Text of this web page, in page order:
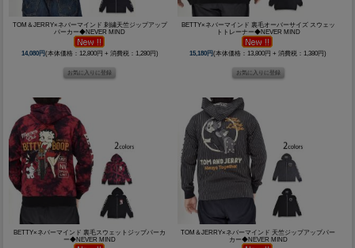
TOM＆JERRY×ネバーマインド 刺繍天竺ジップアップ
パーカー◆NEVER MIND
14,080円(本体価格：12,800円 + 消費税：1,280円)
BETTY×ネバーマインド 裏毛オーバーサイズ スウェッ
トトレーナー◆NEVER MIND
15,180円(本体価格：13,800円 + 消費税：1,380円)
BETTY×ネバーマインド 裏毛スウェットジップパーカ
ー◆NEVER MIND
TOM＆JERRY×ネバーマインド 天竺ジップアップパー
カー◆NEVER MIND